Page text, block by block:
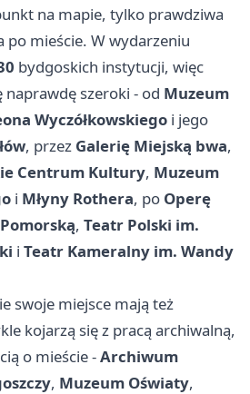
na mapie, tylko prawdziwa
mieście. W wydarzeniu
bydgoskich instytucji, więc
szeroki - od Muzeum
Wyczółkowskiego i jego
, przez Galerię Miejską bwa,
Centrum Kultury, Muzeum
i Młyny Rothera, po Operę
, Teatr Polski im.
i Teatr Kameralny im. Wandy
swoje miejsce mają też
kojarzą się z pracą archiwalną,
o mieście -Archiwum
, Muzeum Oświaty,